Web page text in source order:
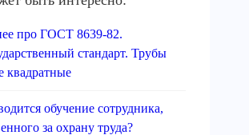
про ГОСТ 8639-82.
стандарт. Трубы
квадратные
обучение сотрудника,
за охрану труда?